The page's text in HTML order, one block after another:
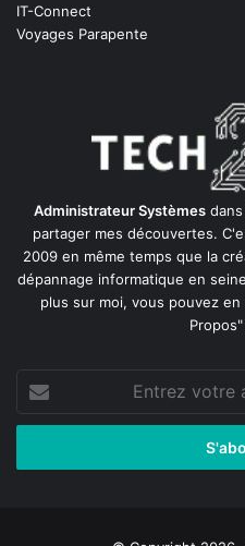
IT-Connect
Voyages Parapente
Administrateur Systèmes
partager mes découvertes.
2009 en même temps que la
dépannage informatique en
plus sur moi, vous pouvez
Propos"
votre
adresse